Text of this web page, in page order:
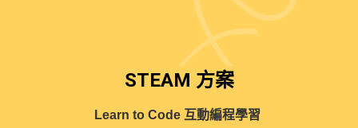
STEAM 方案
Learn to Code 互動編程學習